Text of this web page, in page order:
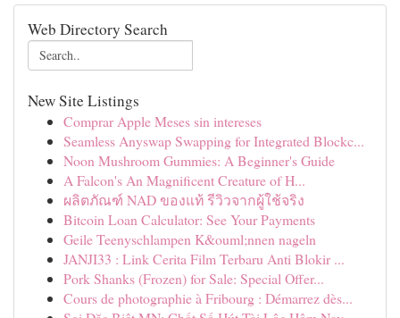
Web Directory Search
New Site Listings
Comprar Apple Meses sin intereses
Seamless Anyswap Swapping for Integrated Blockc...
Noon Mushroom Gummies: A Beginner's Guide
A Falcon's An Magnificent Creature of H...
ผลิตภัณฑ์ NAD ของแท้ รีวิวจากผู้ใช้จริง
Bitcoin Loan Calculator: See Your Payments
Geile Teenyschlampen K&ouml;nnen nageln
JANJI33 : Link Cerita Film Terbaru Anti Blokir ...
Pork Shanks (Frozen) for Sale: Special Offer...
Cours de photographie à Fribourg : Démarrez dès...